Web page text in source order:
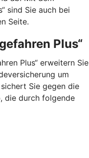
sind Sie auch bei
Seite.
Plus“
Plus“ erweitern Sie
um
Sie gegen die
die durch folgende